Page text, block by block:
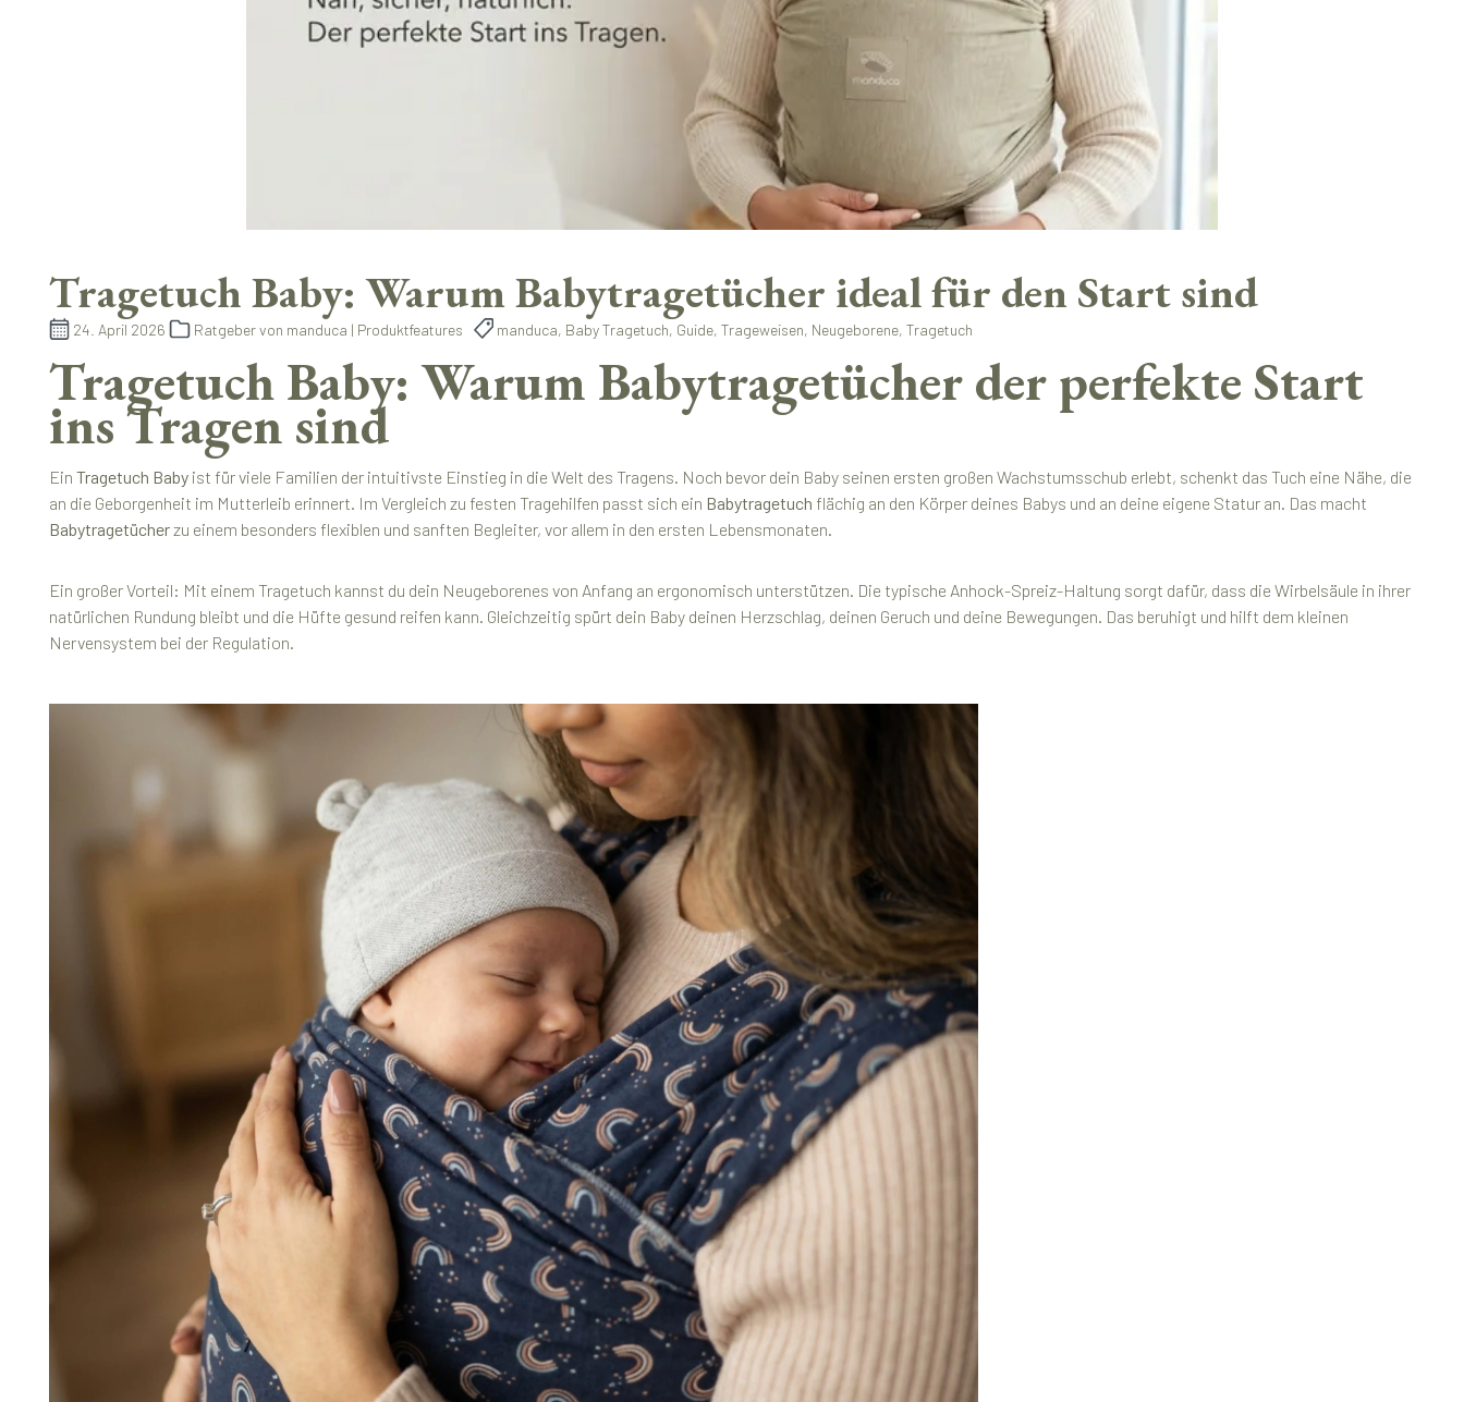
Tragetuch Baby: Warum Babytragetücher ideal für den Start sind
24. April 2026 Ratgeber von manduca | Produktfeatures manduca, Baby Tragetuch, Guide, Trageweisen, Neugeborene, Tragetuch
Tragetuch Baby: Warum Babytragetücher der perfekte Start
ins Tragen sind
Ein Tragetuch Baby ist für viele Familien der intuitivste Einstieg in die Welt des Tragens. Noch bevor dein Baby seinen ersten großen Wachstumsschub erlebt, schenkt das Tuch eine Nähe, die
an die Geborgenheit im Mutterleib erinnert. Im Vergleich zu festen Tragehilfen passt sich ein Babytragetuch flächig an den Körper deines Babys und an deine eigene Statur an. Das macht
Babytragetücherzu einem besonders flexiblen und sanften Begleiter, vor allem in den ersten Lebensmonaten.
Ein großer Vorteil: Mit einem Tragetuch kannst du dein Neugeborenes von Anfang an ergonomisch unterstützen. Die typische Anhock-Spreiz-Haltung sorgt dafür, dass die Wirbelsäule in ihrer
natürlichen Rundung bleibt und die Hüfte gesund reifen kann. Gleichzeitig spürt dein Baby deinen Herzschlag, deinen Geruch und deine Bewegungen. Das beruhigt und hilft dem kleinen
Nervensystem bei der Regulation.